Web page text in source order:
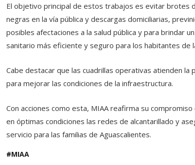
El objetivo principal de estos trabajos es evitar brotes
negras en la vía pública y descargas domiciliarias,
posibles afectaciones a la salud pública y para brindar
sanitario más eficiente y seguro para los habitantes de
Cabe destacar que las cuadrillas operativas atienden la
para mejorar las condiciones de la infraestructura.
Con acciones como esta, MIAA reafirma su
en óptimas condiciones las redes de alcantarillado y
servicio para las familias de Aguascalientes.
MIAA